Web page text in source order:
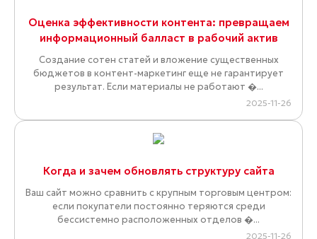
Оценка эффективности контента: превращаем
информационный балласт в рабочий актив
Создание сотен статей и вложение существенных
бюджетов в контент-маркетинг еще не гарантирует
результат. Если материалы не работают �...
2025-11-26
Когда и зачем обновлять структуру сайта
Ваш сайт можно сравнить с крупным торговым центром:
если покупатели постоянно теряются среди
бессистемно расположенных отделов �...
2025-11-26